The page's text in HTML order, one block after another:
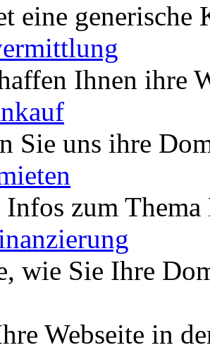
eine
Ihnen ihre
Sie uns ihre
zum
wie Sie Ihre
Webseite in